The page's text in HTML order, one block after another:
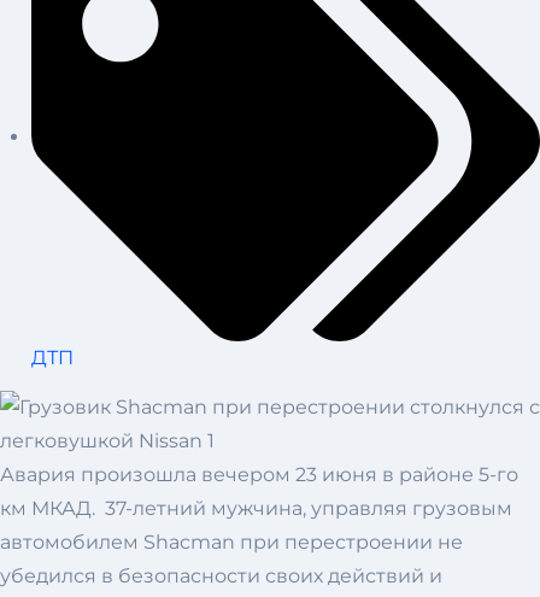
ДТП
Авария произошла вечером 23 июня в районе 5-го
км МКАД. 37-летний мужчина, управляя грузовым
автомобилем Shacman при перестроении не
убедился в безопасности своих действий и